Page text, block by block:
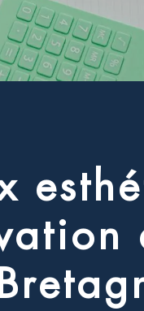
esthé
ation
retag